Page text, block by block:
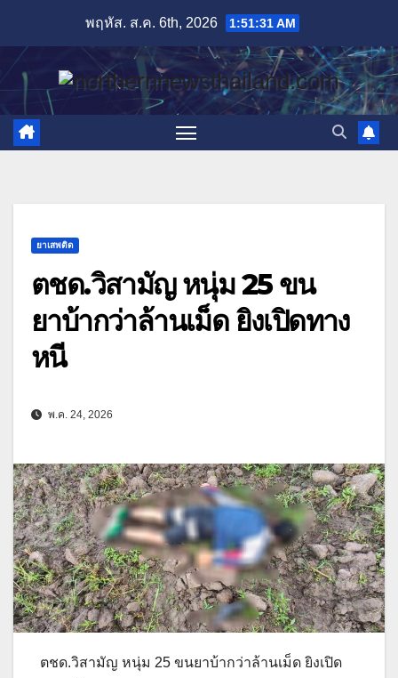
content
พฤหัส. ส.ค. 6th, 2026 1:51:32 AM
ยาเสพติด
ตชด.วิสามัญ หนุ่ม 25 ขน
ยาบ้ากว่าล้านเม็ด ยิงเปิดทาง
หนี
พ.ค. 24, 2026
ตชด.วิสามัญ หนุ่ม 25 ขนยาบ้ากว่าล้านเม็ด ยิงเปิด